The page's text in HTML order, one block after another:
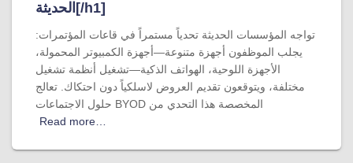
الحديثة[/h1]
تواجه المؤسسات الحديثة تحدياً مستمراً في قاعات المؤتمرات:
يجلب الموظفون أجهزة متنوعة—أجهزة الكمبيوتر المحمولة،
الأجهزة اللوحية، الهواتف الذكية—تشغيل أنظمة تشغيل
مختلفة، ويتوقعون تقديم العروض لاسلكياً دون احتكاك. تعالج
حلول الاجتماعات BYOD المخصصة هذا التحدي من
Read more…